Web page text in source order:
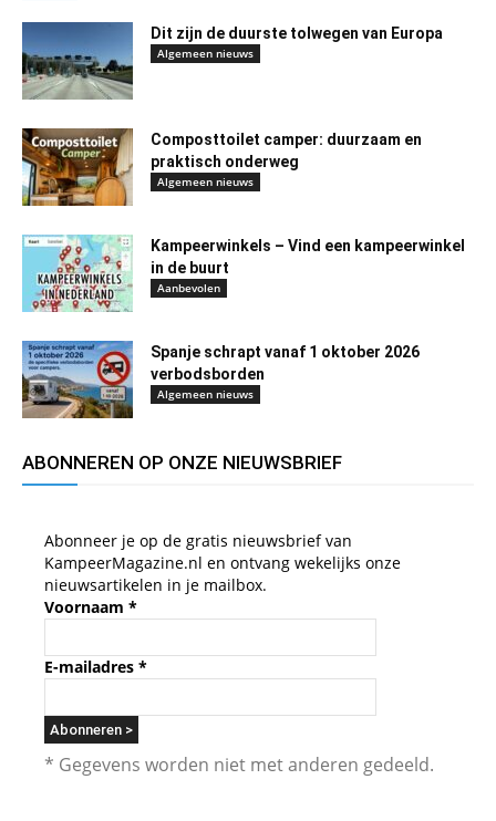
Dit zijn de duurste tolwegen van Europa
Algemeen nieuws
Composttoilet camper: duurzaam en
praktisch onderweg
Algemeen nieuws
Kampeerwinkels – Vind een kampeerwinkel
in de buurt
Aanbevolen
Spanje schrapt vanaf 1 oktober 2026
verbodsborden
Algemeen nieuws
ABONNEREN OP ONZE NIEUWSBRIEF
Abonneer je op de gratis nieuwsbrief van
KampeerMagazine.nl en ontvang wekelijks onze
nieuwsartikelen in je mailbox.
Voornaam *
E-mailadres *
* Gegevens worden niet met anderen gedeeld.